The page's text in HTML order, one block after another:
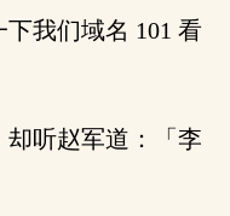
我们域名 101 看
听赵军道：「李